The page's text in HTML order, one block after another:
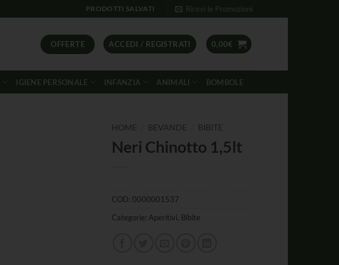
PRODOTTI SALVATI Ricevi le Promozioni
OFFERTE ACCEDI / REGISTRATI 0,00€
IGIENE PERSONALE INFANZIA ANIMALI BOMBOLE
HOME BEVANDE BIBITE
Neri Chinotto 1,5lt
COD: 0000001537
Categorie: Aperitivi, Bibite